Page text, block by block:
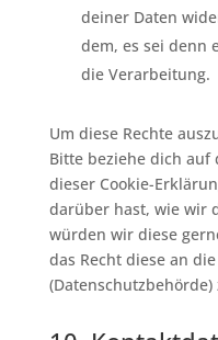
deiner Daten
dem, es sei denn
die Verarbeitung.
Um diese Rechte
Bitte beziehe dich auf
dieser Cookie-
darüber hast, wie wir
würden wir diese
das Recht diese an